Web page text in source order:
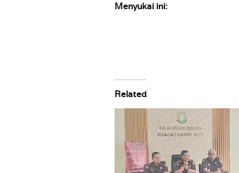
Menyukai ini:
Related